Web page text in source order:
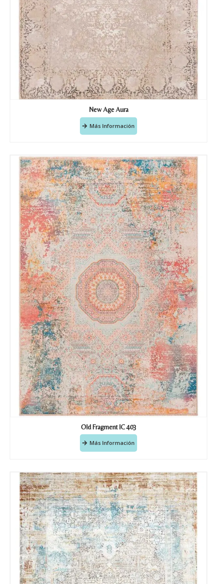
New Age Aura
Más Información
Old Fragment IC 403
Más Información
Doy mi consentimiento para que
esta web almacene la
información que envío para que
puedan responder a mi petición.
Recibir mi oferta